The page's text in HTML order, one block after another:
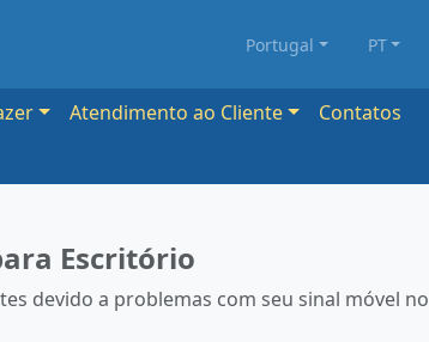
Portugal PT
Atendimento ao Cliente
Contatos
Escritório
devido a problemas com seu sinal móvel no